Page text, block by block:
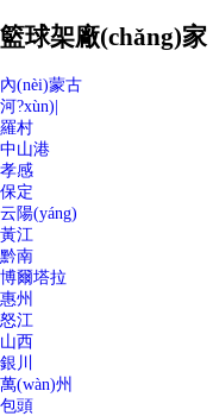
籃球架廠(chǎng)家
內(nèi)蒙古
河?xùn)|
羅村
中山港
孝感
保定
云陽(yáng)
黃江
黔南
博爾塔拉
惠州
怒江
山西
銀川
萬(wàn)州
包頭